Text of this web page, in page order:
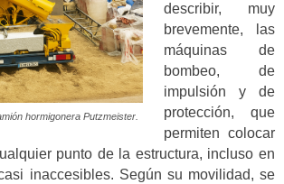
hormigonera Putzmeister.
describir, muy
brevemente, las
máquinas de
bombeo, de
impulsión y de
protección, que
permiten colocar
punto de la estructura, incluso en
inaccesibles. Según su movilidad, se